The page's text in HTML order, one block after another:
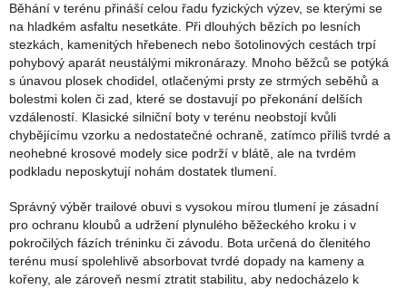
Běhání v terénu přináší celou řadu fyzických výzev, se kterými se
na hladkém asfaltu nesetkáte. Při dlouhých bězích po lesních
stezkách, kamenitých hřebenech nebo šotolinových cestách trpí
pohybový aparát neustálými mikronárazy. Mnoho běžců se potýká
s únavou plosek chodidel, otlačenými prsty ze strmých seběhů a
bolestmi kolen či zad, které se dostavují po překonání delších
vzdáleností. Klasické silniční boty v terénu neobstojí kvůli
chybějícímu vzorku a nedostatečné ochraně, zatímco příliš tvrdé a
neohebné krosové modely sice podrží v blátě, ale na tvrdém
podkladu neposkytují nohám dostatek tlumení.
Správný výběr trailové obuvi s vysokou mírou tlumení je zásadní
pro ochranu kloubů a udržení plynulého běžeckého kroku i v
pokročilých fázích tréninku či závodu. Bota určená do členitého
terénu musí spolehlivě absorbovat tvrdé dopady na kameny a
kořeny, ale zároveň nesmí ztratit stabilitu, aby nedocházelo k